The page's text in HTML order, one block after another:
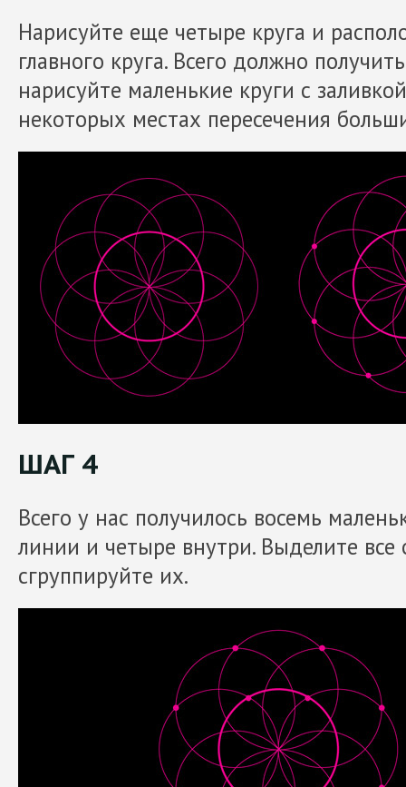
Нарисуйте еще четыре круга и
главного круга. Всего должно
нарисуйте маленькие круги с
некоторых местах пересечения
ШАГ 4
Всего у нас получилось восемь
линии и четыре внутри. Выделите все
сгруппируйте их.